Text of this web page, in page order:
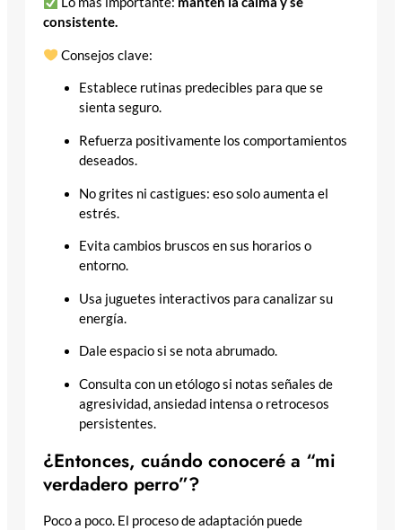
consistente.
Consejos clave:
Establece rutinas predecibles para que se
sienta seguro.
Refuerza positivamente los comportamientos
deseados.
No grites ni castigues: eso solo aumenta el
estrés.
Evita cambios bruscos en sus horarios o
entorno.
Usa juguetes interactivos para canalizar su
energía.
Dale espacio si se nota abrumado.
Consulta con un etólogo si notas señales de
agresividad, ansiedad intensa o retrocesos
persistentes.
¿Entonces, cuándo conoceré a “mi
verdadero perro”?
Poco a poco. El proceso de adaptación puede